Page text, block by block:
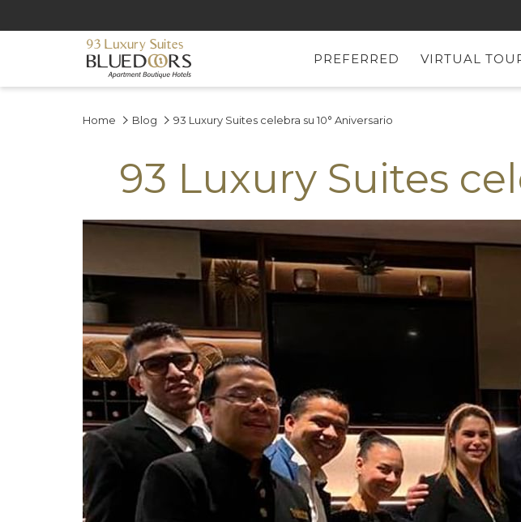
PREFERRED VIRTUAL
Home Blog 93 Luxury Suites celebra su 10° Aniversario
93 Luxury Suites